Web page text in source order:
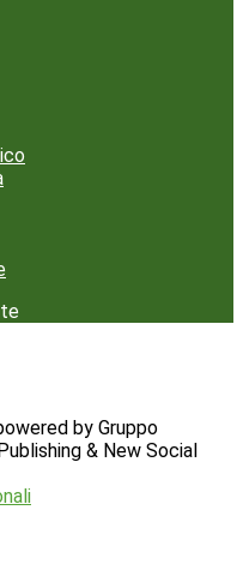
by Gruppo
& New Social